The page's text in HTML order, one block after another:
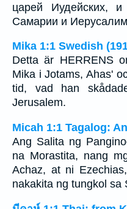
царей Иудейских,
Самарии и
Mika 1:1 Swedish
Detta är HERRENS
Mika i Jotams, Ahas'
tid, vad han
Jerusalem.
Micah 1:1 Tagalog:
Ang Salita ng
na Morastita, nang
Achaz, at ni
nakakita ng tungkol sa